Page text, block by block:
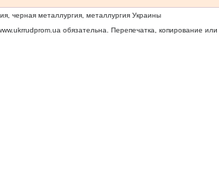
черная металлургия, металлургия Украины
обязательна. Перепечатка, копирование